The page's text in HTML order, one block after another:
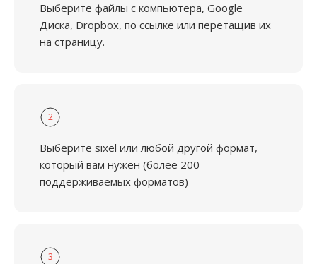
Выберите файлы с компьютера, Google
Диска, Dropbox, по ссылке или перетащив их
на страницу.
2
Выберите sixel или любой другой формат,
который вам нужен (более 200
поддерживаемых форматов)
3